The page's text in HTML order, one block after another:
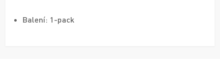
Balení: 1-pack